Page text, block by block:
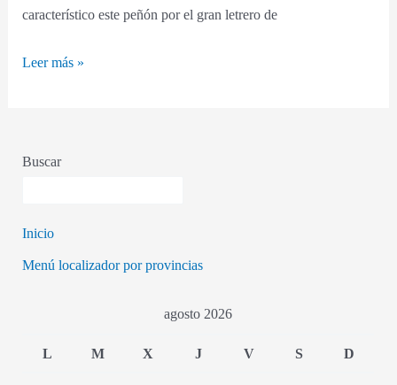
característico este peñón por el gran letrero de
Leer más »
Buscar
Inicio
Menú localizador por provincias
agosto 2026
L M X J V S D